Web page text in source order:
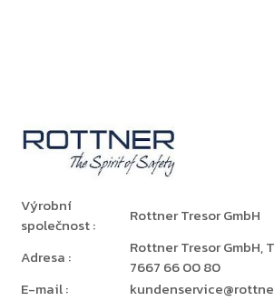
Výrobní
společnost:
Rottner Tresor GmbH
Adresa :
Rottner Tresor GmbH,
7667 66 00 80
E-mail: